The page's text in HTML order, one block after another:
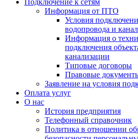
Информация от ПТО
Условия
водопровода и
Информация о
подключения
канализации
Типовые договоры
Правовые
Заявление на условия
Оплата услуг
О нас
История предприятия
Телефонный справочник
Политика в отношении